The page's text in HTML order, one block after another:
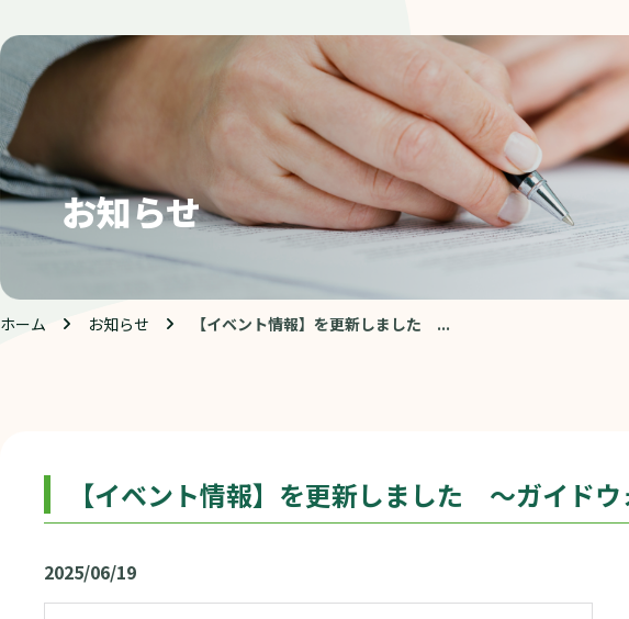
お知らせ
ホーム お知らせ 【イベント情報】を更新しました ...
【イベント情報】を更新しました ～ガイド
2025/06/19